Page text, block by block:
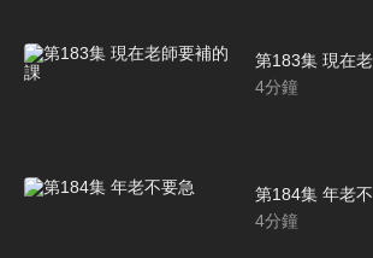
第183集 現在
4分鐘
第184集 年老
4分鐘